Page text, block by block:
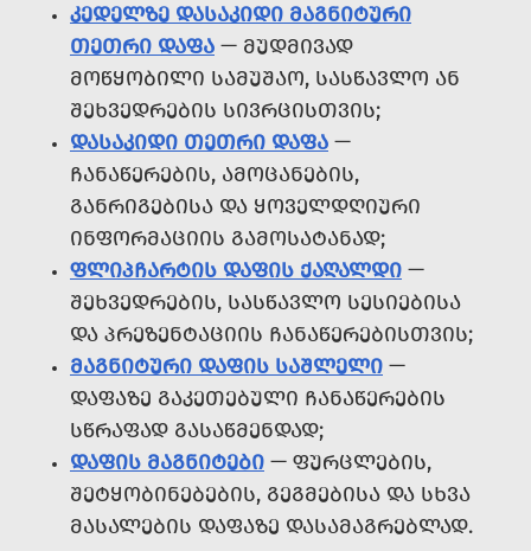
ᲙᲔᲓᲔᲚᲖᲔ ᲓᲐᲡᲐᲙᲘᲓᲘ ᲛᲐᲒᲜᲘᲢᲣᲠᲘ
ᲗᲔᲗᲠᲘ ᲓᲐᲤᲐ — ᲛᲣᲓᲛᲘᲕᲐᲓ
ᲛᲝᲬᲧᲝᲑᲘᲚᲘ ᲡᲐᲛᲣᲨᲐᲝ, ᲡᲐᲡᲬᲐᲕᲚᲝ ᲐᲜ
ᲨᲔᲮᲕᲔᲓᲠᲔᲑᲘᲡ ᲡᲘᲕᲠᲪᲘᲡᲗᲕᲘᲡ;
ᲓᲐᲡᲐᲙᲘᲓᲘ ᲗᲔᲗᲠᲘ ᲓᲐᲤᲐ —
ᲩᲐᲜᲐᲬᲔᲠᲔᲑᲘᲡ, ᲐᲛᲝᲪᲐᲜᲔᲑᲘᲡ,
ᲒᲐᲜᲠᲘᲒᲔᲑᲘᲡᲐ ᲓᲐ ᲧᲝᲕᲔᲚᲓᲦᲘᲣᲠᲘ
ᲘᲜᲤᲝᲠᲛᲐᲪᲘᲘᲡ ᲒᲐᲛᲝᲡᲐᲢᲐᲜᲐᲓ;
ᲤᲚᲘᲞᲩᲐᲠᲢᲘᲡ ᲓᲐᲤᲘᲡ ᲥᲐᲦᲐᲚᲓᲘ —
ᲨᲔᲮᲕᲔᲓᲠᲔᲑᲘᲡ, ᲡᲐᲡᲬᲐᲕᲚᲝ ᲡᲔᲡᲘᲔᲑᲘᲡᲐ
ᲓᲐ ᲞᲠᲔᲖᲔᲜᲢᲐᲪᲘᲘᲡ ᲩᲐᲜᲐᲬᲔᲠᲔᲑᲘᲡᲗᲕᲘᲡ;
ᲛᲐᲒᲜᲘᲢᲣᲠᲘ ᲓᲐᲤᲘᲡ ᲡᲐᲨᲚᲔᲚᲘ —
ᲓᲐᲤᲐᲖᲔ ᲒᲐᲙᲔᲗᲔᲑᲣᲚᲘ ᲩᲐᲜᲐᲬᲔᲠᲔᲑᲘᲡ
ᲡᲬᲠᲐᲤᲐᲓ ᲒᲐᲡᲐᲬᲛᲔᲜᲓᲐᲓ;
ᲓᲐᲤᲘᲡ ᲛᲐᲒᲜᲘᲢᲔᲑᲘ — ᲤᲣᲠᲪᲚᲔᲑᲘᲡ,
ᲨᲔᲢᲧᲝᲑᲘᲜᲔᲑᲔᲑᲘᲡ, ᲒᲔᲒᲛᲔᲑᲘᲡᲐ ᲓᲐ ᲡᲮᲕᲐ
ᲛᲐᲡᲐᲚᲔᲑᲘᲡ ᲓᲐᲤᲐᲖᲔ ᲓᲐᲡᲐᲛᲐᲒᲠᲔᲑᲚᲐᲓ.